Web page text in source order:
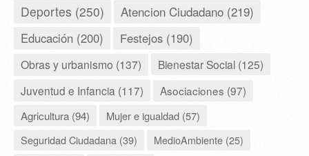
Deportes (250) Atencion Ciudadano (219)
Educación (200) Festejos (190)
Obras y urbanismo (137)
Bienestar Social (125)
Juventud e Infancia (117)
Asociaciones (97)
Agricultura (94)
Mujer e igualdad (57)
Seguridad Ciudadana (39)
MedioAmbiente (25)